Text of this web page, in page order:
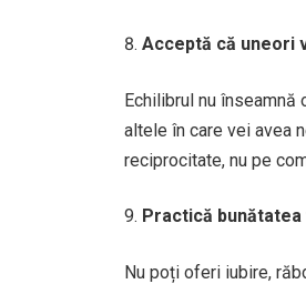
Acceptă că uneori
Echilibrul nu
altele în care vei avea
reciprocitate, nu pe
Practică
Nu poți oferi iubire,